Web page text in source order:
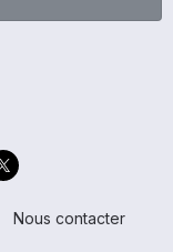
Nous contacter